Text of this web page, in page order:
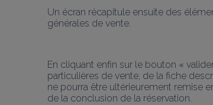
Un écran récapitule ensuite des
générales de vente.
En cliquant enfin sur le bouton «
particulières de vente, de la fiche
ne pourra être ultérieurement remise
de la conclusion de la réservation.